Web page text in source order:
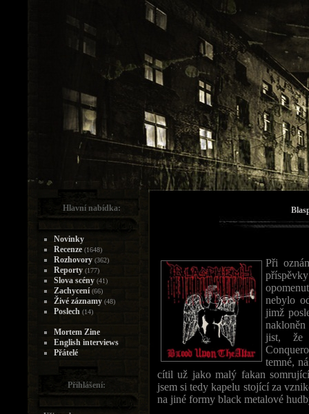
Při
nebylo
jimž
nakloněn
jist, že
temné,
cítil už jako malý fakan
jsem si tedy kapelu stojící za
na jiné formy black metalové
Hlavní nabídka:
Novinky
Recenze (1648)
Rozhovory (362)
Reporty (177)
Slova scény (41)
Zachycení (66)
Živé záznamy (48)
Poslech (14)
Mortem Zine
English interviews
Přátelé
Přihlášení: